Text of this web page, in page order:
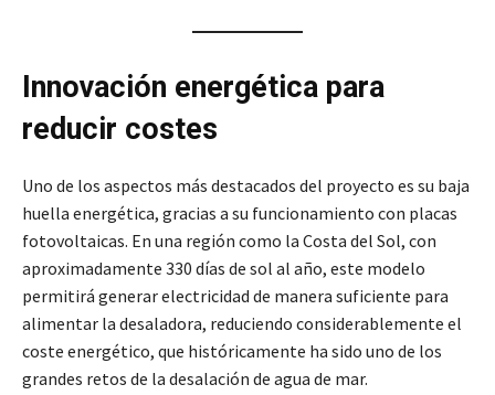
Innovación energética para
reducir costes
Uno de los aspectos más destacados del proyecto es su baja
huella energética, gracias a su funcionamiento con placas
fotovoltaicas. En una región como la Costa del Sol, con
aproximadamente 330 días de sol al año, este modelo
permitirá generar electricidad de manera suficiente para
alimentar la desaladora, reduciendo considerablemente el
coste energético, que históricamente ha sido uno de los
grandes retos de la desalación de agua de mar.